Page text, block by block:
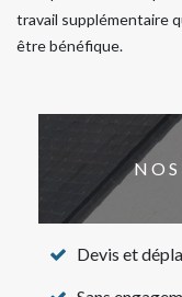
travail supplémentaire
être bénéfique.
Devis et